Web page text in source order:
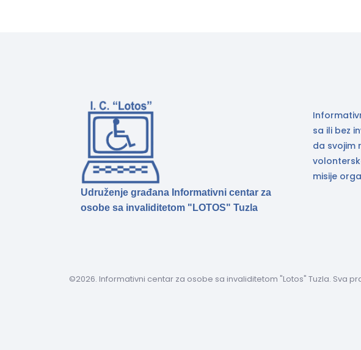
Udruženje građana Informativni centar za
osobe sa invaliditetom "LOTOS" Tuzla
sa ili bez
da svojim
misije
©2026. Informativni centar za osobe sa invaliditetom "Lotos" Tuzla. Sva